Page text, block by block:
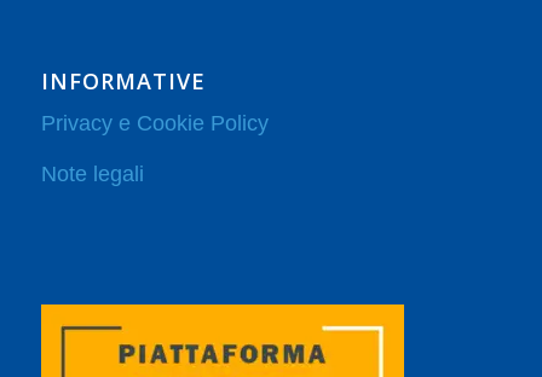
INFORMATIVE
Privacy e Cookie Policy
Note legali